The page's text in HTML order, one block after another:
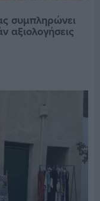
συμπληρώνει
αξιολογήσεις